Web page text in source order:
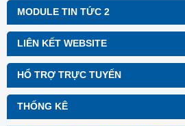
MODULE TIN TỨC 2
LIÊN KẾT WEBSITE
HỔ TRỢ TRỰC TUYẾN
THỐNG KÊ